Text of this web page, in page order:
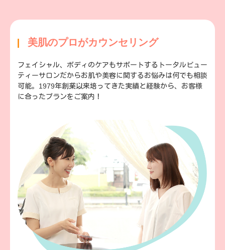
美肌のプロがカウンセリング
フェイシャル、ボディのケアもサポートするトータルビュー
ティーサロンだからお肌や美容に関するお悩みは何でも相談
可能。1979年創業以来培ってきた実績と経験から、お客様
に合ったプランをご案内！